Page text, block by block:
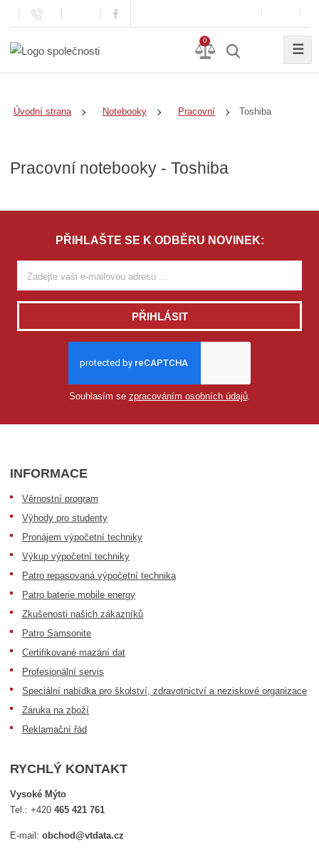
0
☰
Úvodní strana Notebooky Pracovní Toshiba
Pracovní notebooky - Toshiba
PŘIHLAŠTE SE K ODBĚRU NOVINEK:
PŘIHLÁSIT
Souhlasím se zpracováním osobních údajů.
INFORMACE
Věrnostní program
Výhody pro studenty
Pronájem výpočetní techniky
Výkup výpočetní techniky
Patro repasovaná výpočetní technika
Patro baterie mobile energy
Zkušenosti našich zákazníků
Patro Samsonite
Certifikované mazání dat
Profesionální servis
Speciální nabídka pro školství, zdravotnictví a neziskové organizace
Záruka na zboží
Reklamační řád
RYCHLÝ KONTAKT
Vysoké Mýto
Tel.:+420465 421 761
E-mail:obchod@vtdata.cz